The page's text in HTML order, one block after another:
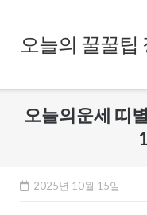
content오늘의 꿀꿀팁
오늘의운세 띠
2025년 10월 15일